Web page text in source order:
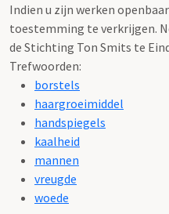
Indien u zijn werken
toestemming te verkrijgen.
de Stichting Ton Smits te
Trefwoorden:
borstels
haargroeimiddel
handspiegels
kaalheid
mannen
vreugde
woede